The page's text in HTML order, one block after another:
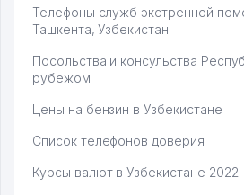
Телефоны служб экстренной
Ташкента, Узбекистан
Посольства и консульства
рубежом
Цены на бензин в Узбекистане
Список телефонов доверия
Курсы валют в Узбекистане 2022